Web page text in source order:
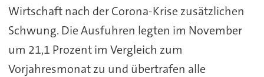
Wirtschaft nach der Corona-Krise zusätzlichen
Schwung. Die Ausfuhren legten im November
um 21,1 Prozent im Vergleich zum
Vorjahresmonat zu und übertrafen alle